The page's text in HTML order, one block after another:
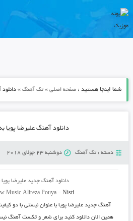
شما اینجا هستید : صفحه اصلی» تک آهنگ»
دانلود آهنگ علیرضا پویا
دسته : تک آهنگ دوشنبه 23 جولای 2018
دانلود آهنگ جدید علیرضا پویا
Music Alireza Pouya –Nisti
آهنگ جدید علیرضا پویابا عنوان نیستیبا دو کیفیت عالی ۱۲۸ و
همین الان دانلود کنید برای شعر و تکست آهنگ